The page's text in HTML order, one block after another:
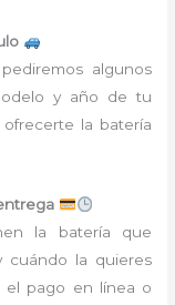
algunos
y año de tu
la batería
la batería que
cuándo la quieres
el pago en línea o